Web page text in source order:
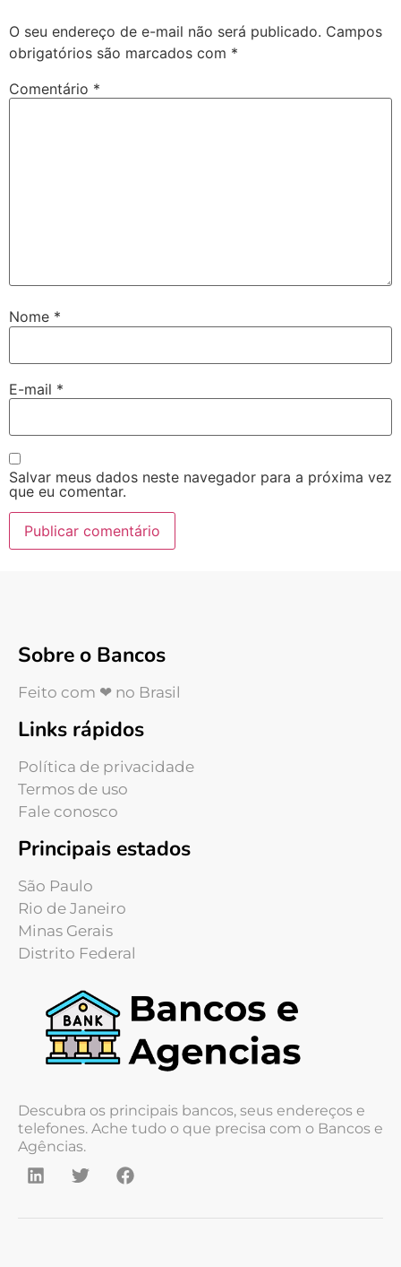
O seu endereço de e-mail não será publicado. Campos
obrigatórios são marcados com *
Comentário *
Nome *
E-mail *
Salvar meus dados neste navegador para a próxima vez
que eu comentar.
Sobre o Bancos
Feito com ❤ no Brasil
Links rápidos
Política de privacidade
Termos de uso
Fale conosco
Principais estados
São Paulo
Rio de Janeiro
Minas Gerais
Distrito Federal
Descubra os principais bancos, seus endereços e
telefones. Ache tudo o que precisa com o Bancos e
Agências.